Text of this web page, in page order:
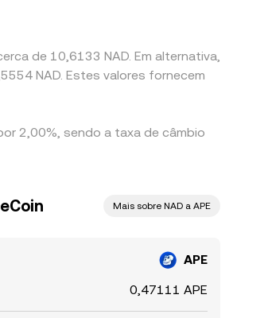
de 10,6133 NAD. Em alternativa,
NAD. Estes valores fornecem
2,00%, sendo a taxa de câmbio
Mais sobre NAD a APE
APE
0,47111 APE